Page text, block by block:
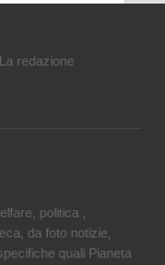
La redazione
politica ,
da foto notizie,
quali Pianeta